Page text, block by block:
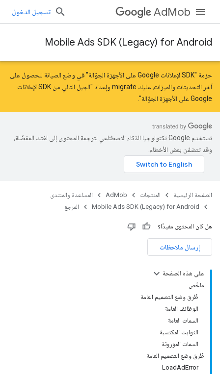
AdMob تسجيل الدخول
Mobile Ads SDK (Legacy) for Android
حزمة "SDK لإعلانات Google على الأجهزة الجوّالة" في وضع الصيانة للحصول على
آخر التحديثات والميزات، عليك migrate و
إعداد "الجيل التالي من SDK لإعلانات
Google على الأجهزة الجوّالة"
تستخدم Google تكنولوجيا الذكاء الاصطناعي لترجمة المحتوى إلى لغتك المفضّلة،
وقد تتضمّن بعض الأخطاء.
الصفحة الرئيسية المنتجات AdMob
المساعدة والمنتدى
Mobile Ads SDK (Legacy) for Android
المرجع
هل كان المحتوى مفيدًا؟
إرسال ملاحظات
على هذه الصفحة
ملخّص
طُرق وضع التصميم العامة
الوظائف العامة
السمات العامة
الثوابت المكتسبة
السمات الموروثة
طُرق وضع التصميم العامة
LoadAdError